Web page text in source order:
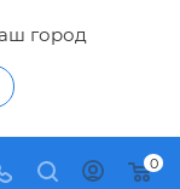
город
0